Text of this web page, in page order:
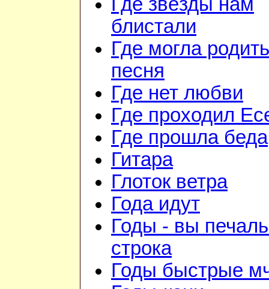
Где звёзды нам
блистали
Где могла
песня
Где нет любви
Где проходил
Где прошла беда
Гитара
Глоток ветра
Года идут
Годы - вы
строка
Годы быстрые